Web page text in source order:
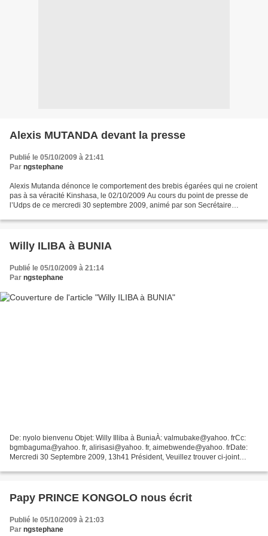
Alexis MUTANDA devant la presse
Publié le 05/10/2009 à 21:41
Par ngstephane
Alexis Mutanda dénonce le comportement des brebis égarées qui ne croient
pas à sa véracité Kinshasa, le 02/10/2009 Au cours du point de presse de
l’Udps de ce mercredi 30 septembre 2009, animé par son Secrétaire
Willy ILIBA à BUNIA
Publié le 05/10/2009 à 21:14
Par ngstephane
De: nyolo bienvenu Objet: Willy Illiba à BuniaÀ: valmubake@yahoo. frCc:
bgmbaguma@yahoo. fr, alirisasi@yahoo. fr, aimebwende@yahoo. frDate:
Mercredi 30 Septembre 2009, 13h41 Président, Veuillez trouver ci-joint
Papy PRINCE KONGOLO nous écrit
Publié le 05/10/2009 à 21:03
Par ngstephane